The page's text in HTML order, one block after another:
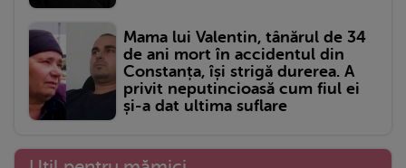
Mama lui Valentin, tânărul de 34
de ani mort în accidentul din
Constanța, își strigă durerea. A
privit neputincioasă cum fiul ei
și-a dat ultima suflare